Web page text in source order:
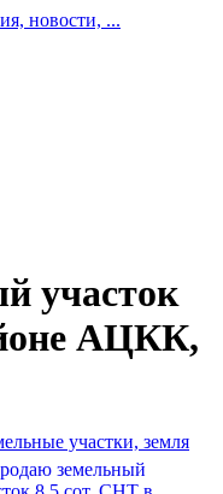
новости, ...
участок
АЦКК,
участки, земля